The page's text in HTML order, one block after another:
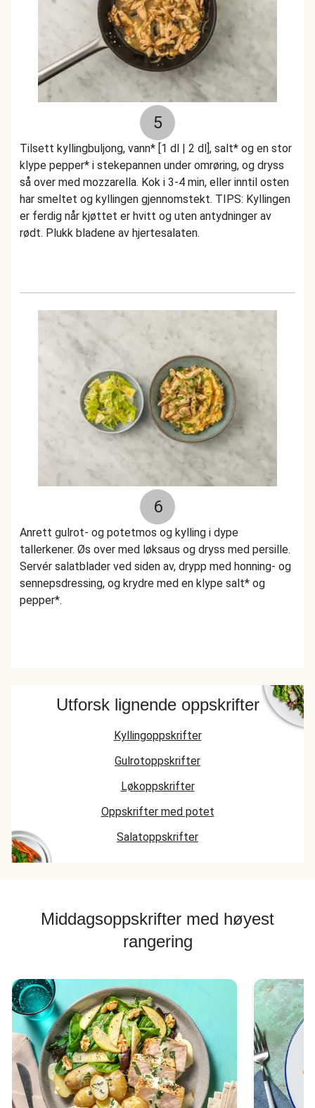
5
Tilsett kyllingbuljong, vann* [1 dl | 2 dl], salt* og en stor
klype pepper* i stekepannen under omrøring, og dryss
så over med mozzarella. Kok i 3-4 min, eller inntil osten
har smeltet og kyllingen gjennomstekt. TIPS: Kyllingen
er ferdig når kjøttet er hvitt og uten antydninger av
rødt. Plukk bladene av hjertesalaten.
6
Anrett gulrot- og potetmos og kylling i dype
tallerkener. Øs over med løksaus og dryss med persille.
Servér salatblader ved siden av, drypp med honning- og
sennepsdressing, og krydre med en klype salt* og
pepper*.
Utforsk lignende oppskrifter
Kyllingoppskrifter
Gulrotoppskrifter
Løkoppskrifter
Oppskrifter med potet
Salatoppskrifter
Middagsoppskrifter med høyest
rangering